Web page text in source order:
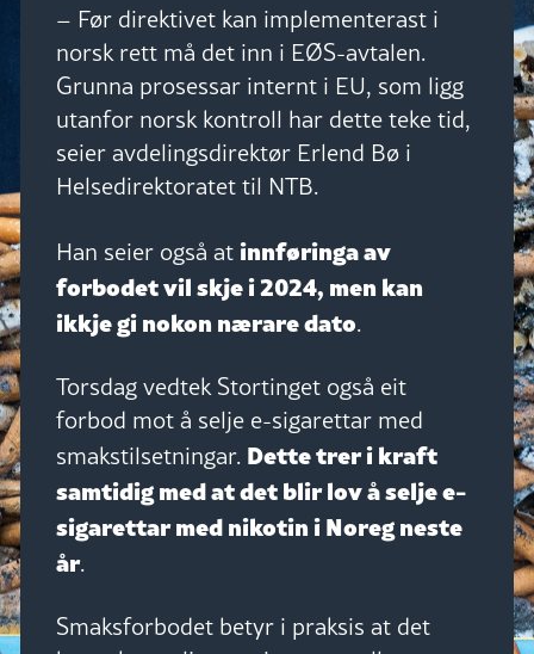
– Før direktivet kan implementerast i
norsk rett må det inn i EØS-avtalen.
Grunna prosessar internt i EU, som ligg
utanfor norsk kontroll har dette teke tid,
seier avdelingsdirektør Erlend Bø i
Helsedirektoratet til NTB.
Han seier også at innføringa av
forbodet vil skje i 2024, men kan
ikkje gi nokon nærare dato.
Torsdag vedtek Stortinget også eit
forbod mot å selje e-sigarettar med
smakstilsetningar. Dette trer i kraft
samtidig med at det blir lov å selje e-
sigarettar med nikotin i Noreg neste
år.
Smaksforbodet betyr i praksis at det